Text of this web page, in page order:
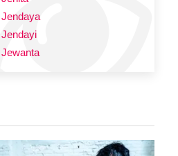
Jendaya
Jendayi
Jewanta